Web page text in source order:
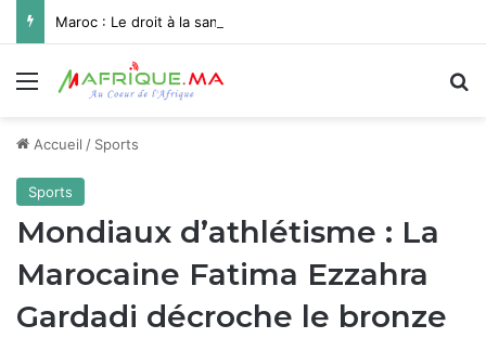
Menu
Accueil / Sports
Sports
Mondiaux d’athlétisme : La
Marocaine Fatima Ezzahra
Gardadi décroche le bronze